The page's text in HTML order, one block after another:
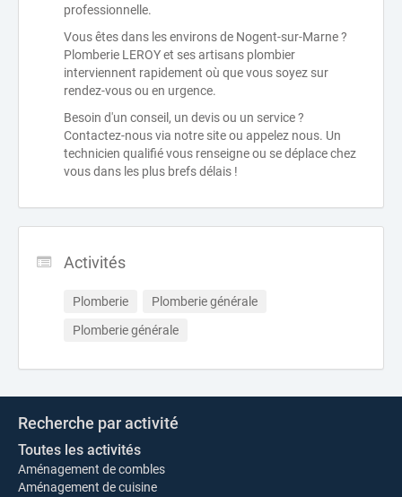
professionnelle.
Vous êtes dans les environs de Nogent-sur-Marne ?
Plomberie LEROY et ses artisans plombier
interviennent rapidement où que vous soyez sur
rendez-vous ou en urgence.
Besoin d'un conseil, un devis ou un service ?
Contactez-nous via notre site ou appelez nous. Un
technicien qualifié vous renseigne ou se déplace chez
vous dans les plus brefs délais !
Activités
Plomberie
Plomberie générale
Plomberie générale
Recherche par activité
Toutes les activités
Aménagement de combles
Aménagement de cuisine